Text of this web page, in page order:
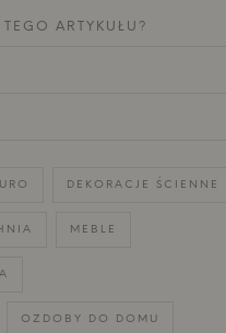
ARTYKUŁU?
DEKORACJE ŚCIENNE
MEBLE
OZDOBY DO DOMU